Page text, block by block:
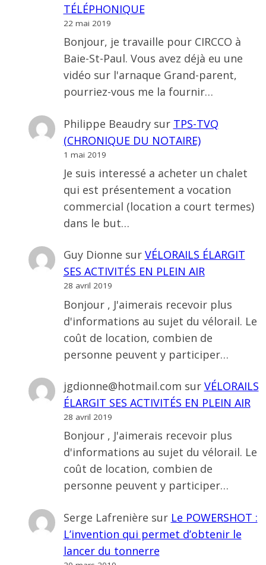
TÉLÉPHONIQUE
22 mai 2019
Bonjour, je travaille pour CIRCCO à
Baie-St-Paul. Vous avez déjà eu une
vidéo sur l'arnaque Grand-parent,
pourriez-vous me la fournir…
Philippe Beaudrysur TPS-TVQ
(CHRONIQUE DU NOTAIRE)
1 mai 2019
Je suis interessé a acheter un chalet
qui est présentement a vocation
commercial (location a court termes)
dans le but…
Guy Dionne sur VÉLORAILS ÉLARGIT
SES ACTIVITÉS EN PLEIN AIR
28 avril 2019
Bonjour , J'aimerais recevoir plus
d'informations au sujet du vélorail. Le
coût de location, combien de
personne peuvent y participer…
jgdionne@hotmail.com sur VÉLORAILS
ÉLARGIT SES ACTIVITÉS EN PLEIN AIR
28 avril 2019
Bonjour , J'aimerais recevoir plus
d'informations au sujet du vélorail. Le
coût de location, combien de
personne peuvent y participer…
Serge Lafrenière sur Le POWERSHOT :
L’invention qui permet d’obtenir le
lancer du tonnerre